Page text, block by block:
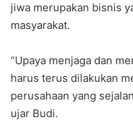
jiwa merupakan bisnis
masyarakat.
“Upaya menjaga dan
harus terus dilakukan
perusahaan yang
ujar Budi.